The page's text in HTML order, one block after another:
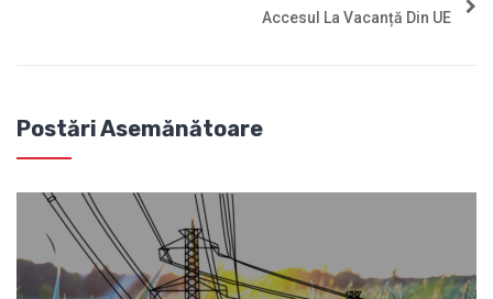
Accesul La Vacanță Din UE
Postări Asemănătoare